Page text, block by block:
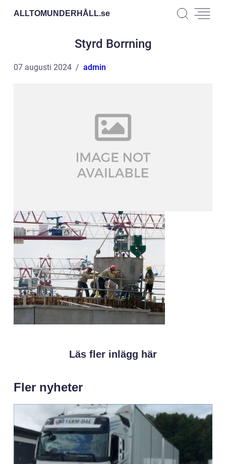
ALLTOMUNDERHÅLL.se
Styrd Borrning
07 augusti 2024 admin
Läs fler inlägg här
Fler nyheter